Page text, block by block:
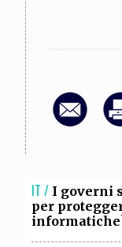
CULTURA
Arte, Cinema,
Letteratura
COLLABORA CON NOI
IT / I governi
per